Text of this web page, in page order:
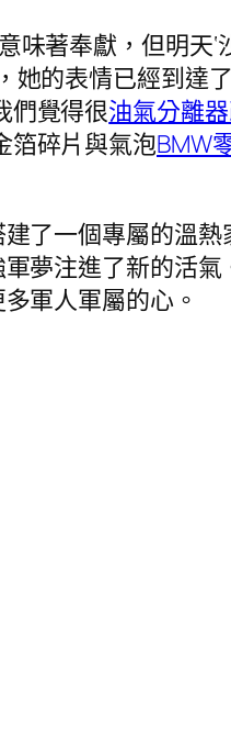
味著奉獻，但明天‘
她的表情已經到達
們覺得很油氣分離
箔碎片與氣泡BMW
了一個專屬的溫熱
夢注進了新的活氣
軍人軍屬的心。